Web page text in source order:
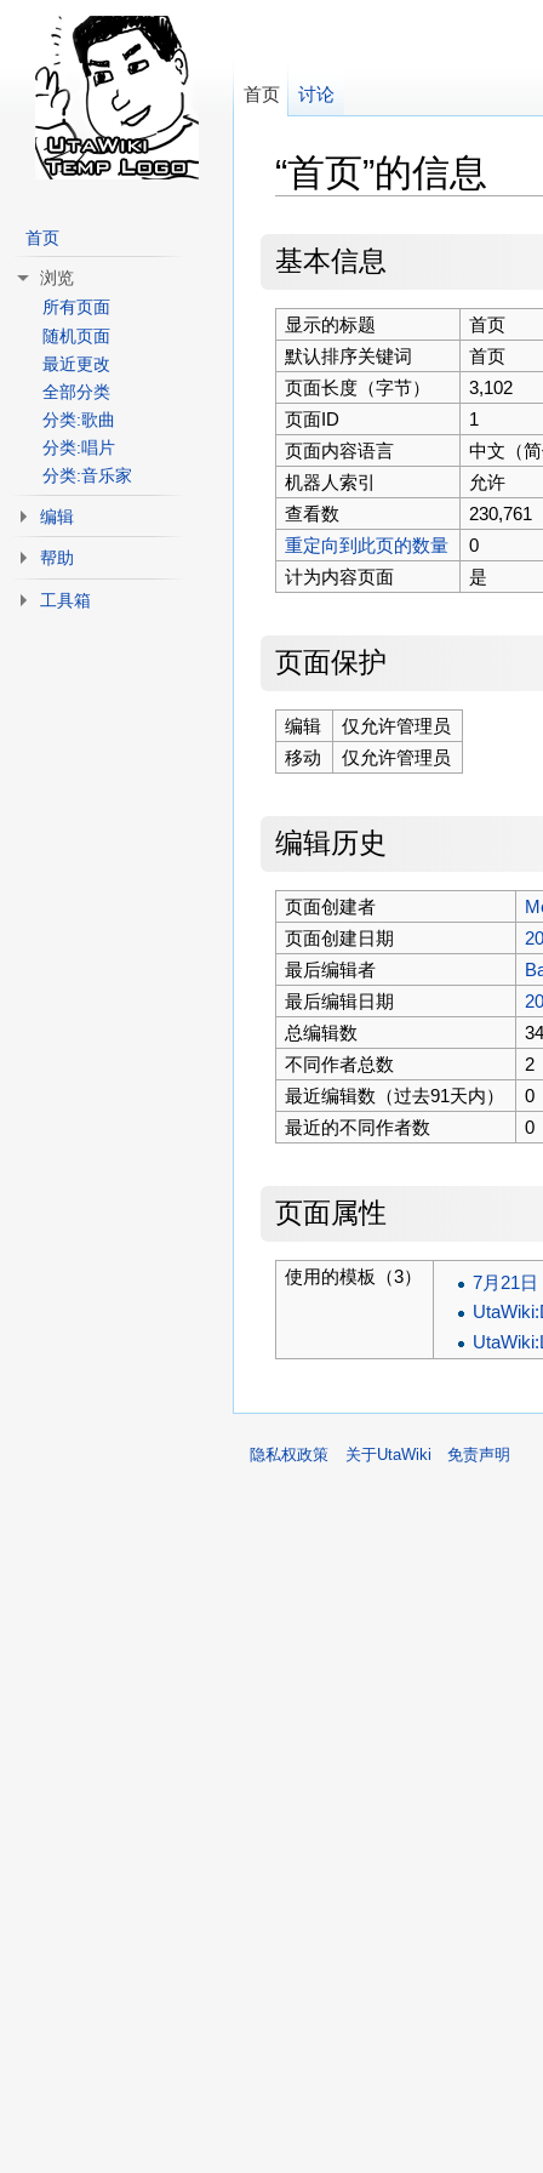
“首页”的信息
基本信息
显示的标题
首页
默认排序关键词
首页
页面长度（字节）
3,102
页面ID
1
页面内容语言
中文（
机器人索引
允许
查看数
230,761
重定向到此页的数量
0
计为内容页面
是
页面保护
编辑
仅允许管理员
移动
仅允许管理员
编辑历史
页面创建者
页面创建日期
最后编辑者
最后编辑日期
总编辑数
不同作者总数
2
最近编辑数（过去91天内）
0
最近的不同作者数
0
页面属性
使用的模板（3） 7月21日
首页 讨论
首页
浏览
所有页面
随机页面
最近更改
全部分类
分类:歌曲
分类:唱片
分类:音乐家
编辑
帮助
工具箱
隐私权政策 关于UtaWiki 免责声明